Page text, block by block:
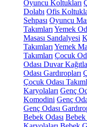
Oyuncu Koltukları
Dolabı Ofis
Sehpası Oyuncu
Takımları Yemek
Masası Sandalyesi
Takımları Yemek
Takımları Çocuk
Odası Duvar
Odası Gardıropları
Çocuk Odası
Karyolaları Genç
Komodini Genç
Genç Odası
Bebek Odası